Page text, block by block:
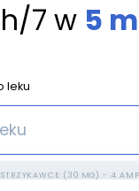
7 w 5
leku
(30 MG) - 4